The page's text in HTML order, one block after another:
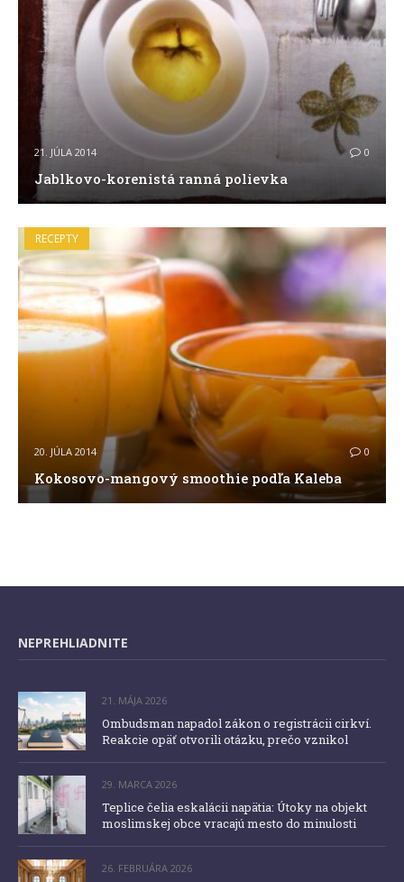
21. JÚLA 2014 0
Jablkovo-korenistá ranná polievka
RECEPTY
20. JÚLA 2014 0
Kokosovo-mangový smoothie podľa Kaleba
NEPREHLIADNITE
21. MÁJA 2026
Ombudsman napadol zákon o registrácii cirkví.
Reakcie opäť otvorili otázku, prečo vznikol
29. MARCA 2026
Teplice čelia eskalácii napätia: Útoky na objekt
moslimskej obce vracajú mesto do minulosti
26. FEBRUÁRA 2026